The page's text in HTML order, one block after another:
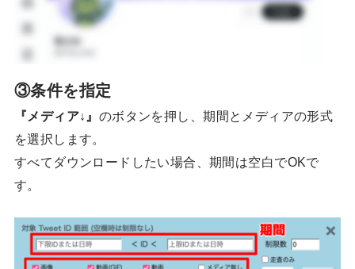
③条件を指定
『メディア↓』 のボタンを押し、期間とメディアの形式
を選択します。
すべてダウンロードしたい場合、期間は空白でOKで
す。